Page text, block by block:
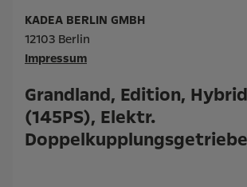
Grandland, Edition,
(145PS), Elektr.
Doppelkupplungsgetriebe
KADEA BERLIN GMBH
12103 Berlin
Impressum